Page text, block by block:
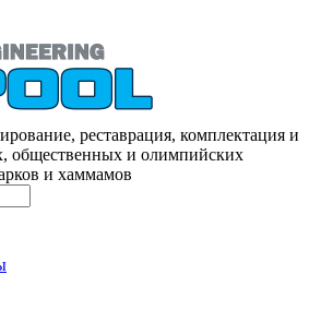
реставрация, комплектация и
общественных и олимпийских
и хаммамов